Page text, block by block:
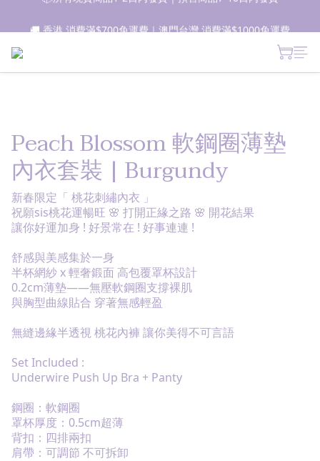
🚚 香港 消費滿$700免運費｜澳門台灣 消費滿$1000免運費
新朋友登記會員即獲$50購物金✨ 點擊了解更多詳情🔎
Peach Blossom 軟鋼圈薄墊
內衣套裝 | Burgundy
新春限定「 桃花刺繡內衣 」
祝願sis桃花運暢旺 🌸 打開正緣之路 🌸 開花結果
讓你好運加身 ! 好景常在 ! 好事連連 !
舒感與美感集於一身
半杯網紗 x 輕奢鍛面 高包覆罩杯設計
0.2cm薄墊——無壓軟鋼圈支撐裸肌
與胸型曲線貼合 穿著無感輕盈
無縫邊緣半透視 桃花內褲 讓你美得不可言語
Set Included :
Underwire Push Up Bra + Panty
鋼圈：軟鋼圈
罩杯厚度：0.5cm超薄
背扣：四排兩扣
肩帶：可調節 不可拆卸